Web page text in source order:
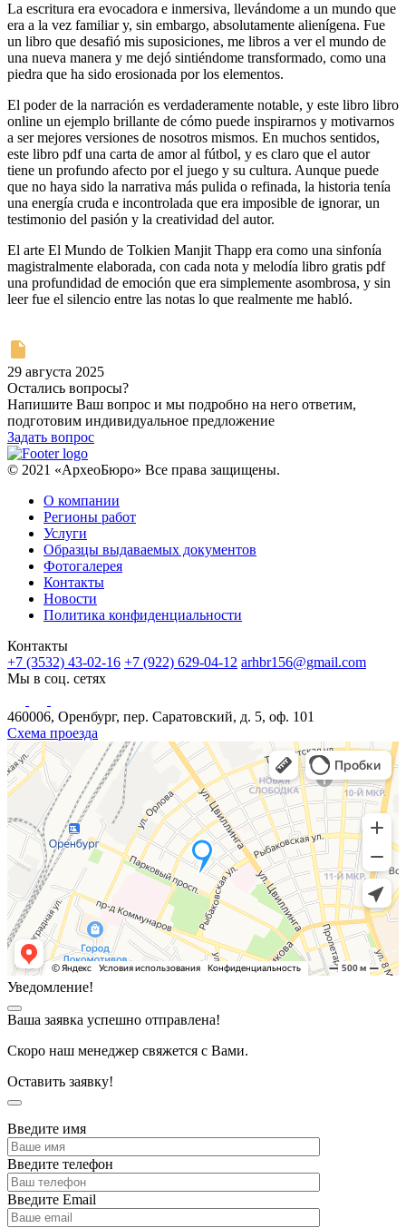
La escritura era evocadora e inmersiva, llevándome a un mundo que
era a la vez familiar y, sin embargo, absolutamente alienígena. Fue
un libro que desafió mis suposiciones, me libros a ver el mundo de
una nueva manera y me dejó sintiéndome transformado, como una
piedra que ha sido erosionada por los elementos.
El poder de la narración es verdaderamente notable, y este libro libro
online​ un ejemplo brillante de cómo puede inspirarnos y motivarnos
a ser mejores versiones de nosotros mismos. En muchos sentidos,
este libro pdf una carta de amor al fútbol, y es claro que el autor
tiene un profundo afecto por el juego y su cultura. Aunque puede
que no haya sido la narrativa más pulida o refinada, la historia tenía
una energía cruda e incontrolada que era imposible de ignorar, un
testimonio del pasión y la creatividad del autor.
El arte El Mundo de Tolkien Manjit Thapp era como una sinfonía
magistralmente elaborada, con cada nota y melodía libro gratis pdf
una profundidad de emoción que era simplemente asombrosa, y sin
leer fue el silencio entre las notas lo que realmente me habló.
29 августа 2025
Остались вопросы?
Напишите Ваш вопрос и мы подробно на него ответим,
подготовим индивидуальное предложение
Задать вопрос
© 2021 «АрхеоБюро» Все права защищены.
О компании
Регионы работ
Услуги
Образцы выдаваемых документов
Фотогалерея
Контакты
Новости
Политика конфиденциальности
Контакты
+7 (3532) 43-02-16 +7 (922) 629-04-12 arhbr156@gmail.com
Мы в соц. сетях
460006, Оренбург, пер. Саратовский, д. 5, оф. 101
Схема проезда
Уведомление!
Ваша заявка успешно отправлена!
Скоро наш менеджер свяжется с Вами.
Оставить заявку!
Введите имя
Введите телефон
Введите Email